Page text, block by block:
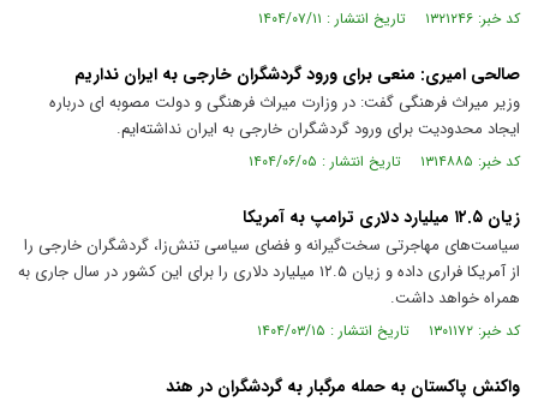
کد خبر: ۱۳۲۱۲۴۶ تاریخ انتشار : ۱۴۰۴/۰۷/۱۱
صالحی امیری: منعی برای ورود گردشگران خارجی به ایران نداریم
وزیر میراث فرهنگی گفت: در وزارت میراث فرهنگی و دولت مصوبه ای درباره
ایجاد محدودیت برای ورود گردشگران خارجی به ایران نداشته‌ایم.
کد خبر: ۱۳۱۴۸۸۵ تاریخ انتشار : ۱۴۰۴/۰۶/۰۵
زیان ۱۲.۵ میلیارد دلاری ترامپ به آمریکا
سیاست‌های مهاجرتی سخت‌گیرانه و فضای سیاسی تنش‌زا، گردشگران خارجی را
از آمریکا فراری داده و زیان ۱۲.۵ میلیارد دلاری را برای این کشور در سال جاری به
همراه خواهد داشت.
کد خبر: ۱۳۰۱۱۷۲ تاریخ انتشار : ۱۴۰۴/۰۳/۱۵
واکنش پاکستان به حمله مرگبار به گردشگران در هند